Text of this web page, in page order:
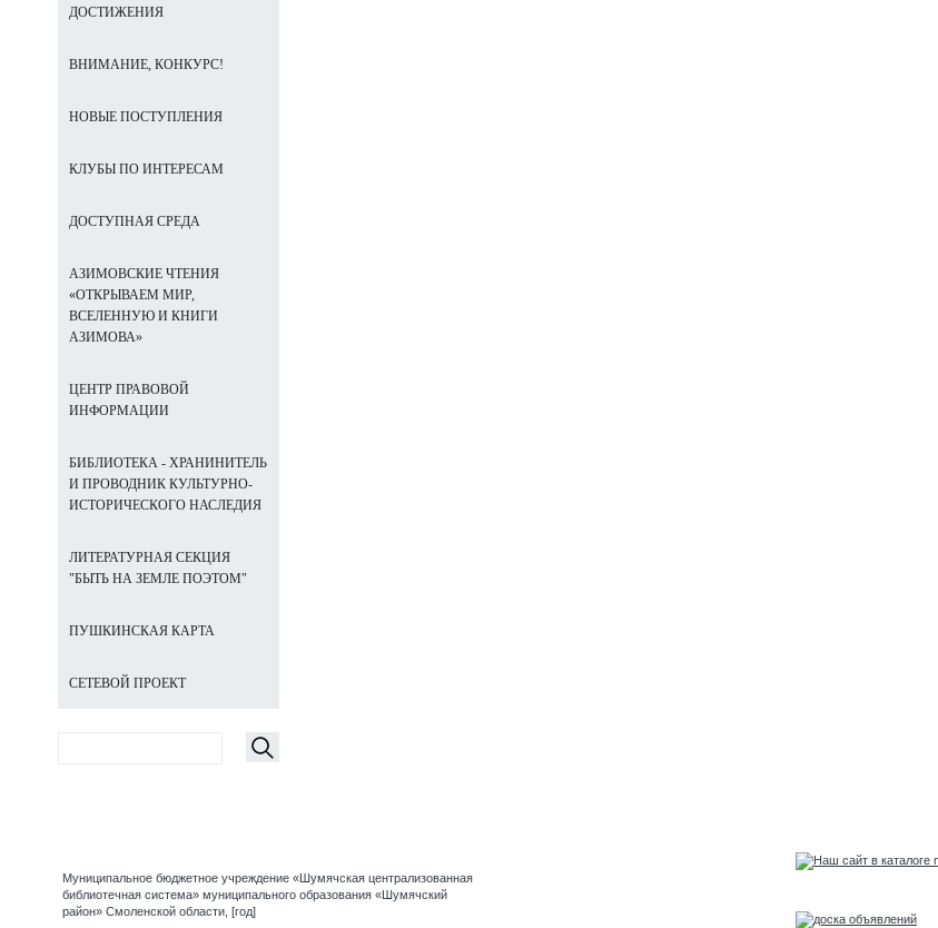
ДОСТИЖЕНИЯ
ВНИМАНИЕ, КОНКУРС!
НОВЫЕ ПОСТУПЛЕНИЯ
КЛУБЫ ПО ИНТЕРЕСАМ
ДОСТУПНАЯ СРЕДА
АЗИМОВСКИЕ ЧТЕНИЯ
«ОТКРЫВАЕМ МИР,
ВСЕЛЕННУЮ И КНИГИ
АЗИМОВА»
ЦЕНТР ПРАВОВОЙ
ИНФОРМАЦИИ
БИБЛИОТЕКА - ХРАНИНИТЕЛЬ
И ПРОВОДНИК КУЛЬТУРНО-
ИСТОРИЧЕСКОГО НАСЛЕДИЯ
ЛИТЕРАТУРНАЯ СЕКЦИЯ
"БЫТЬ НА ЗЕМЛЕ ПОЭТОМ"
ПУШКИНСКАЯ КАРТА
СЕТЕВОЙ ПРОЕКТ
Муниципальное бюджетное учреждение «Шумячская централизованная
библиотечная система» муниципального образования «Шумячский
район» Смоленской области, [год]